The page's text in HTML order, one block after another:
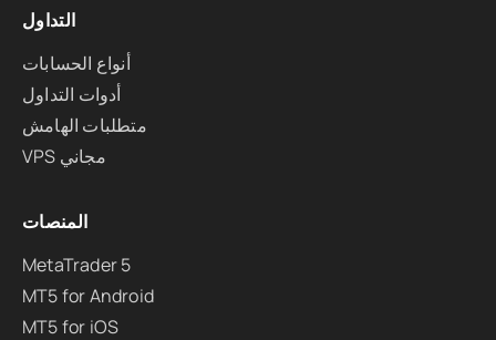
التداول
أنواع الحسابات
أدوات التداول
متطلبات الهامش
VPS مجاني
المنصات
MetaTrader 5
MT5 for Android
MT5 for iOS